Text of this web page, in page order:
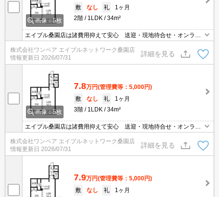
画像：5枚
敷
なし 礼
1ヶ月
2階
1LDK 34m²
エイブル桑園店は諸費用抑えて安心 送迎・現地待合せ・オンライ
ン対応 個室相談 当店未掲載物件もご紹介
株式会社ワンペア エイブルネットワーク桑園店
情報更新日 2026/07/31
詳細を見る
画像：5枚
7.8万円(管理費等：5,000円)
敷
なし 礼
1ヶ月
3階
1LDK 34m²
エイブル桑園店は諸費用抑えて安心 送迎・現地待合せ・オンライ
ン対応 個室相談 当店未掲載物件もご紹介
株式会社ワンペア エイブルネットワーク桑園店
情報更新日 2026/07/31
詳細を見る
7.9万円(管理費等：5,000円)
敷
なし 礼
1ヶ月